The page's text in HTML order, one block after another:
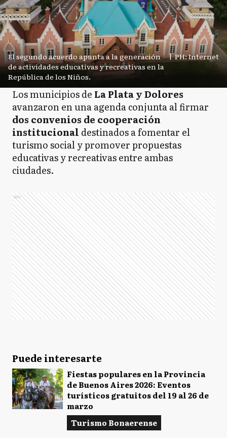
El segundo acuerdo apunta a la generación
de actividades educativas y recreativas en la
República de los Niños.
| PH: Internet
Los municipios de La Plata y Dolores
avanzaron en una agenda conjunta al firmar
dos convenios de cooperación
institucional destinados a fomentar el
turismo social y promover propuestas
educativas y recreativas entre ambas
ciudades.
Ads
Puede interesarte
Fiestas populares en la Provincia
de Buenos Aires 2026: Eventos
turísticos gratuitos del 19 al 26 de
marzo
Turismo Bonaerense